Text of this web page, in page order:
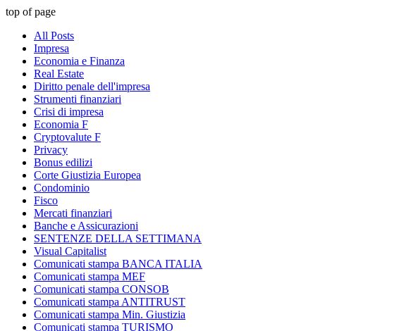
top of page
All Posts
Impresa
Economia e Finanza
Real Estate
Diritto penale dell'impresa
Strumenti finanziari
Crisi di impresa
Economia F
Cryptovalute F
Privacy
Bonus edilizi
Corte Giustizia Europea
Condominio
Fisco
Mercati finanziari
Banche e Assicurazioni
SENTENZE DELLA SETTIMANA
Visual Capitalist
Comunicati stampa BANCA ITALIA
Comunicati stampa MEF
Comunicati stampa CONSOB
Comunicati stampa ANTITRUST
Comunicati stampa Min. Giustizia
Comunicati stampa TURISMO